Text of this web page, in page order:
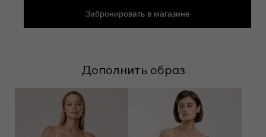
Дополнить образ
Забронировать в магазине